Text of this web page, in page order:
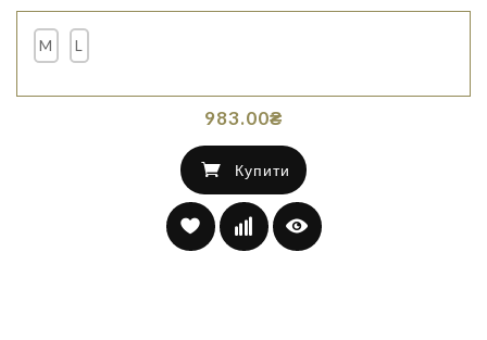
M L
983.00₴
Купити